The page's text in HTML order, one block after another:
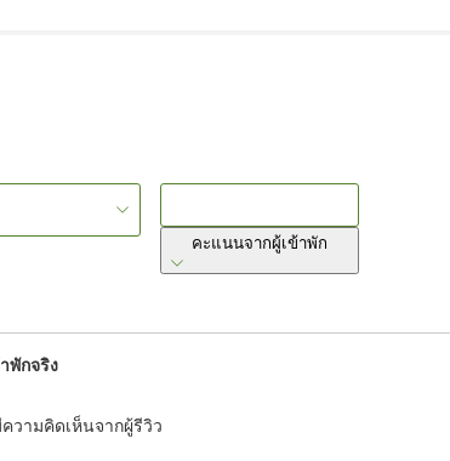
คะแนนจากผู้เข้าพัก
พักจริง
วามคิดเห็นจากผู้รีวิว